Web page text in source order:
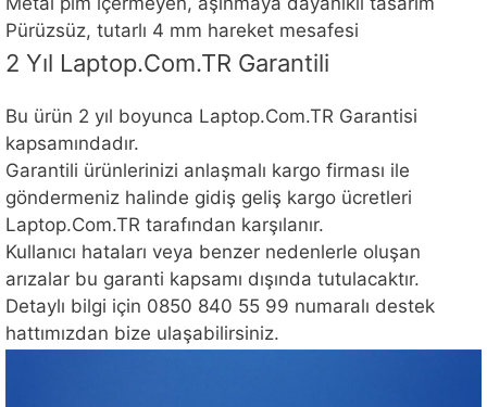
Pürüzsüz, tutarlı 4 mm hareket mesafesi
2 Yıl Laptop.Com.TR Garantili
Bu ürün 2 yıl boyunca Laptop.Com.TR Garantisi
kapsamındadır.
Garantili ürünlerinizi anlaşmalı kargo firması ile
göndermeniz halinde gidiş geliş kargo ücretleri
Laptop.Com.TR tarafından karşılanır.
Kullanıcı hataları veya benzer nedenlerle oluşan
arızalar bu garanti kapsamı dışında tutulacaktır.
Detaylı bilgi için 0850 840 55 99 numaralı destek
hattımızdan bize ulaşabilirsiniz.